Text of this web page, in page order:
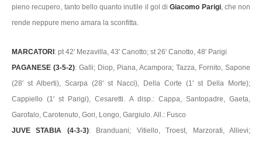
pieno recupero, tanto bello quanto inutile il gol diGiacomo Parigi, che non
rende neppure meno amara la sconfitta.
MARCATORI: pt 42' Mezavilla, 43' Canotto; st 26' Canotto, 48' Parigi
PAGANESE (3-5-2): Galli; Diop, Piana, Acampora; Tazza, Fornito, Sapone
(28' st Alberti), Scarpa (28' st Nacci), Della Corte (1' st Della Morte);
Cappiello (1' st Parigi), Cesaretti. A disp.: Cappa, Santopadre, Gaeta,
Garofalo, Carotenuto, Gori, Longo, Gargiulo. All.: Fusco
JUVE STABIA (4-3-3): Branduani; Vitiello, Troest, Marzorati, Allievi;